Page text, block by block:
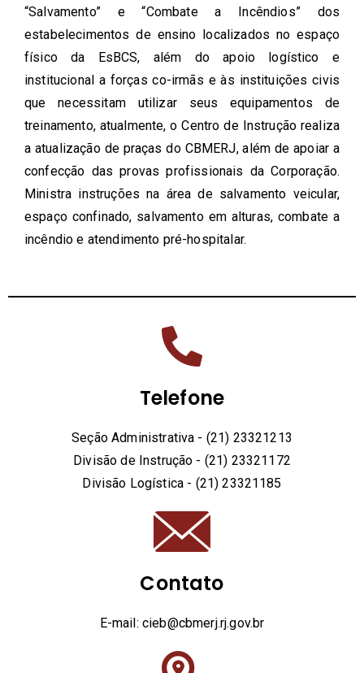
“Salvamento” e “Combate a Incêndios” dos
estabelecimentos de ensino localizados no espaço
físico da EsBCS, além do apoio logístico e
institucional a forças co-irmãs e às instituições civis
que necessitam utilizar seus equipamentos de
treinamento, atualmente, o Centro de Instrução realiza
a atualização de praças do CBMERJ, além de apoiar a
confecção das provas profissionais da Corporação.
Ministra instruções na área de salvamento veicular,
espaço confinado, salvamento em alturas, combate a
incêndio e atendimento pré-hospitalar.
Telefone
Seção Administrativa - (21) 23321213
Divisão de Instrução - (21) 23321172
Divisão Logística - (21) 23321185
Contato
E-mail: cieb@cbmerj.rj.gov.br